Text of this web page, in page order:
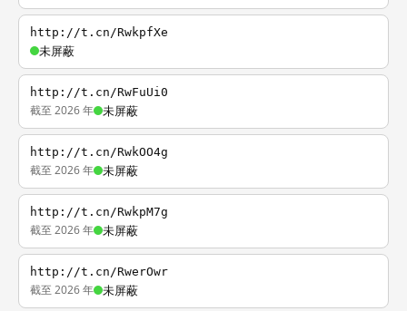
http://t.cn/RwkpfXe
未屏蔽
http://t.cn/RwFuUi0
截至 2026 年 未屏蔽
http://t.cn/RwkOO4g
截至 2026 年 未屏蔽
http://t.cn/RwkpM7g
截至 2026 年 未屏蔽
http://t.cn/RwerOwr
截至 2026 年 未屏蔽